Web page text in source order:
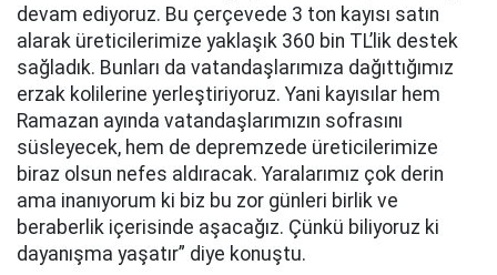
devam ediyoruz. Bu çerçevede 3 ton kayısı satın
alarak üreticilerimize yaklaşık 360 bin TL’lik destek
sağladık. Bunları da vatandaşlarımıza dağıttığımız
erzak kolilerine yerleştiriyoruz. Yani kayısılar hem
Ramazan ayında vatandaşlarımızın sofrasını
süsleyecek, hem de depremzede üreticilerimize
biraz olsun nefes aldıracak. Yaralarımız çok derin
ama inanıyorum ki biz bu zor günleri birlik ve
beraberlik içerisinde aşacağız. Çünkü biliyoruz ki
dayanışma yaşatır” diye konuştu.